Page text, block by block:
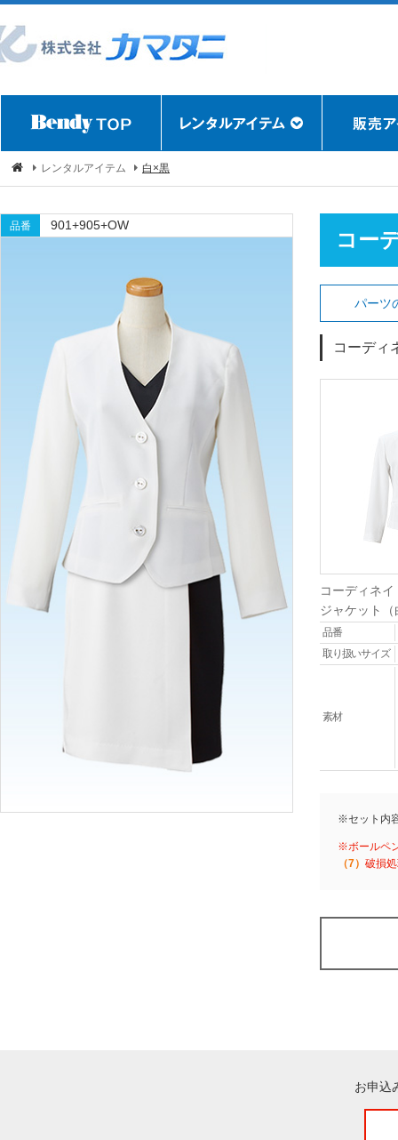
レンタルアイテム 白×黒
品番 901+905+OW
コー
パーツ
コーディ
コーディネ
ジャケット（
品番
取り扱いサイズ
素材
※セット内
※ボールペ
（7） 破損
お申込